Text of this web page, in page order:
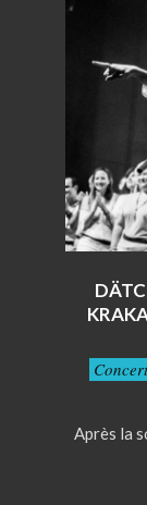
2017-
Après la